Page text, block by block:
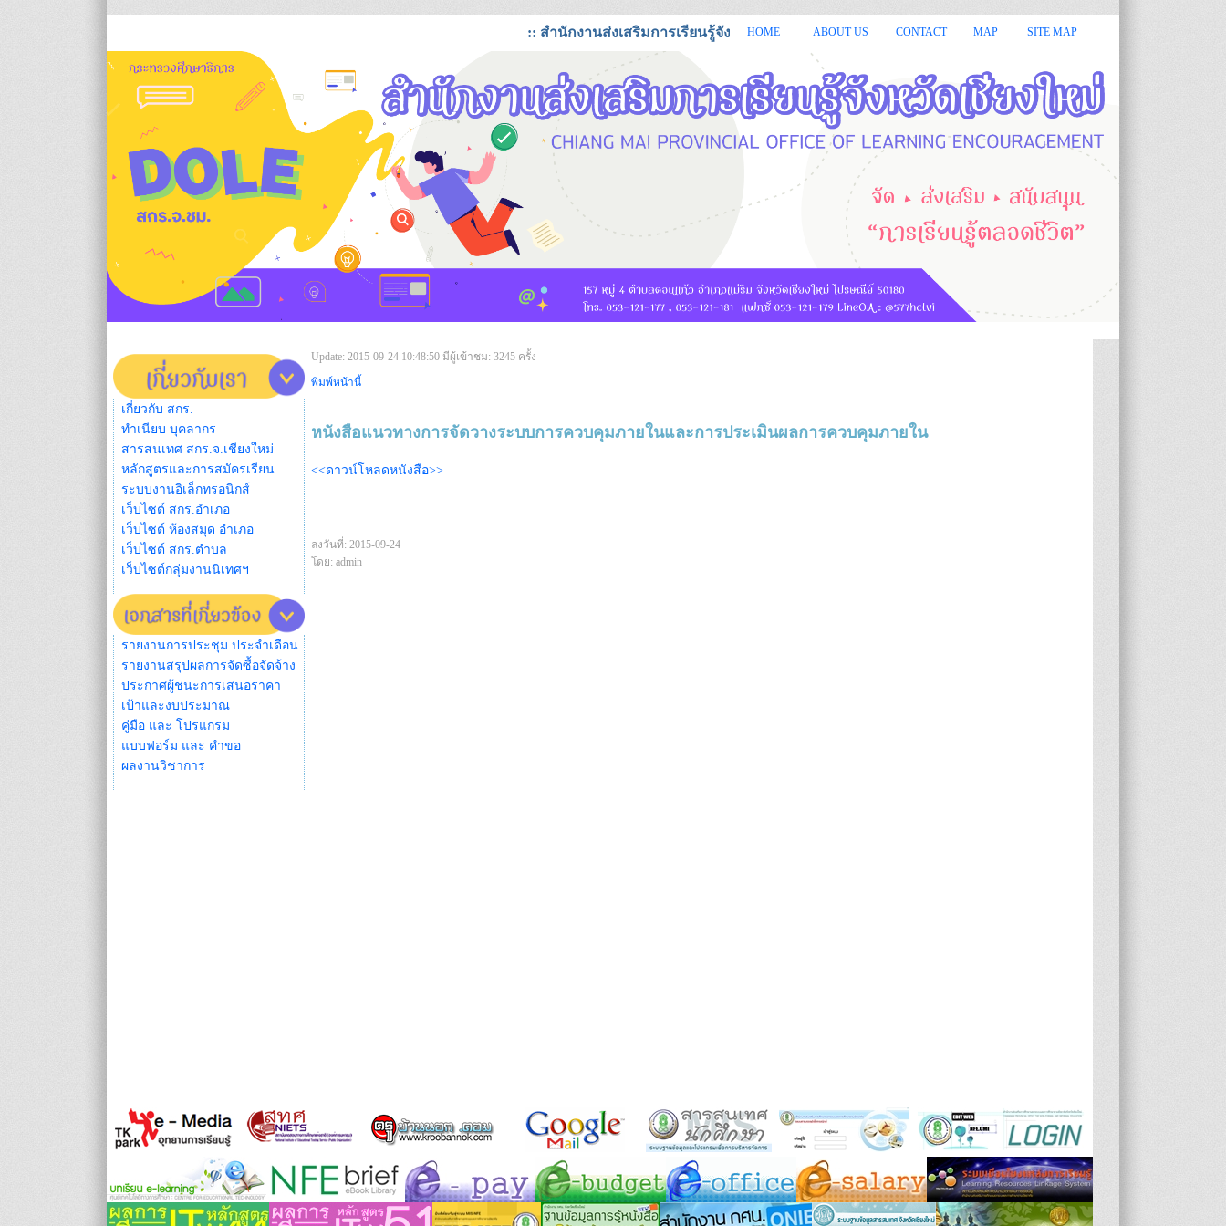
:: สำนักงานส่งเสริมการเรียนรู้จังหวัดเชียงใหม่ ยินดีต้อนรับ :: :: กรมส่งเสริมการเรียนรู้ หรือ สกร.มีหน้าที่จัด ส่ง
HOME ABOUT US CONTACT MAP SITE MAP
เกี่ยวกับ สกร.
ทำเนียบ บุคลากร
สารสนเทศ สกร.จ.เชียงใหม่
หลักสูตรและการสมัครเรียน
ระบบงานอิเล็กทรอนิกส์
เว็บไซต์ สกร.อำเภอ
เว็บไซต์ ห้องสมุด อำเภอ
เว็บไซต์ สกร.ตำบล
เว็บไซต์กลุ่มงานนิเทศฯ
รายงานการประชุม ประจำเดือน
รายงานสรุปผลการจัดซื้อจัดจ้าง
ประกาศผู้ชนะการเสนอราคา
เป้าและงบประมาณ
คู่มือ และ โปรแกรม
แบบฟอร์ม และ คำขอ
ผลงานวิชาการ
Update: 2015-09-24 10:48:50 มีผู้เข้าชม: 3245 ครั้ง
พิมพ์หน้านี้
หนังสือแนวทางการจัดวางระบบการควบคุมภายในและการประเมินผลการควบคุมภายใน
<<ดาวน์โหลดหนังสือ>>
ลงวันที่: 2015-09-24
โดย: admin